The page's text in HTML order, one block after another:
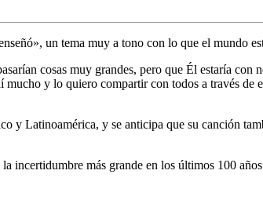
un tema muy a tono con lo que el mundo
cosas muy grandes, pero que Él estaría
y lo quiero compartir con todos a través de
y Latinoamérica, y se anticipa que su canción
más grande en los últimos 100